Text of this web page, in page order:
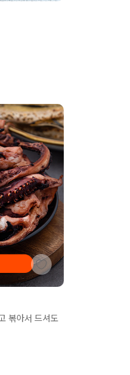
볶아서 드셔도